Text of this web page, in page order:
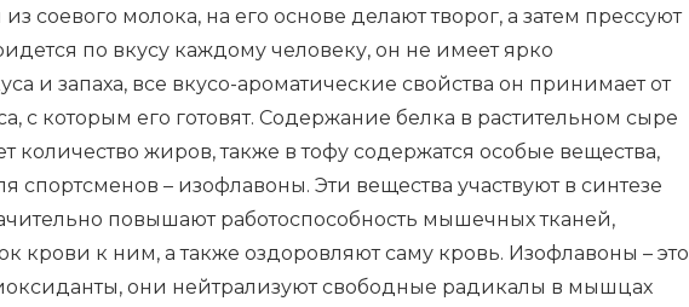
из соевого молока, на его основе делают творог, а затем прессуют
по вкусу каждому человеку, он не имеет ярко
и запаха, все вкусо-ароматические свойства он принимает от
с которым его готовят. Содержание белка в растительном сыре
количество жиров, также в тофу содержатся особые вещества,
спортсменов – изофлавоны. Эти вещества участвуют в синтезе
повышают работоспособность мышечных тканей,
крови к ним, а также оздоровляют саму кровь. Изофлавоны – это
они нейтрализуют свободные радикалы в мышцах